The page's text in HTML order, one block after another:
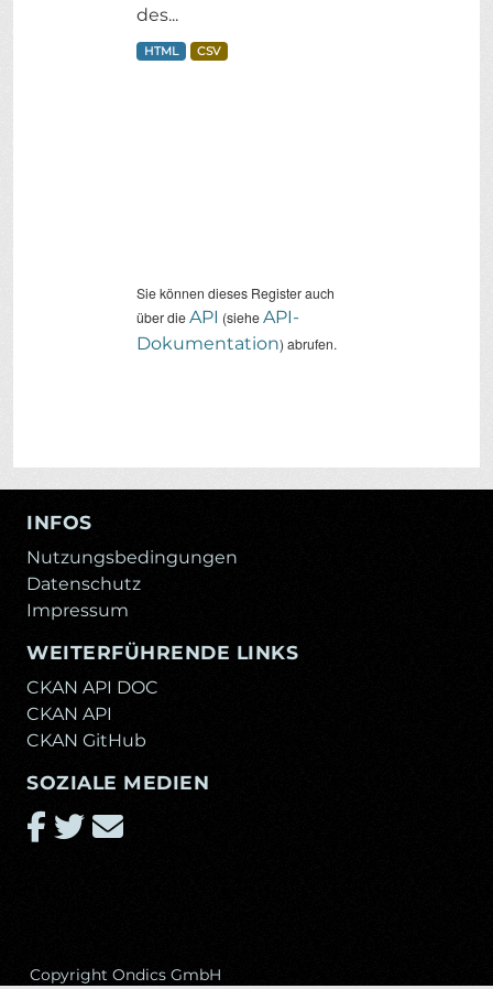
des...
HTML CSV
Sie können dieses Register auch
über dieAPI (sieheAPI-
Dokumentation) abrufen.
INFOS
Nutzungsbedingungen
Datenschutz
Impressum
WEITERFÜHRENDE LINKS
CKAN API DOC
CKAN API
CKAN GitHub
SOZIALE MEDIEN
Copyright Ondics GmbH